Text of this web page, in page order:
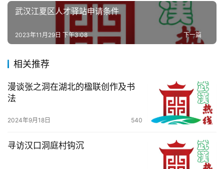
百
科
科
技
观
察
关
我
武汉江夏区人才驿站申请条件
下一篇
2023年11月29日 下午3:08
相关推荐
漫谈张之洞在湖北的楹联创作及书
法
2024年9月18日 540
寻访汉口洞庭村钩沉